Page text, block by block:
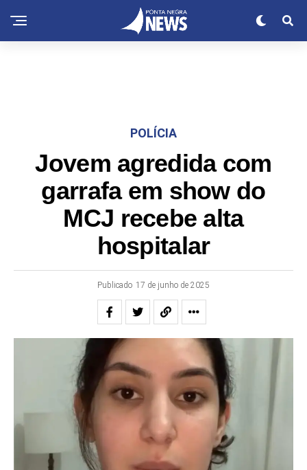
POLÍCIA
Jovem agredida com
garrafa em show do
MCJ recebe alta
hospitalar
Publicado 17 de junho de 2025